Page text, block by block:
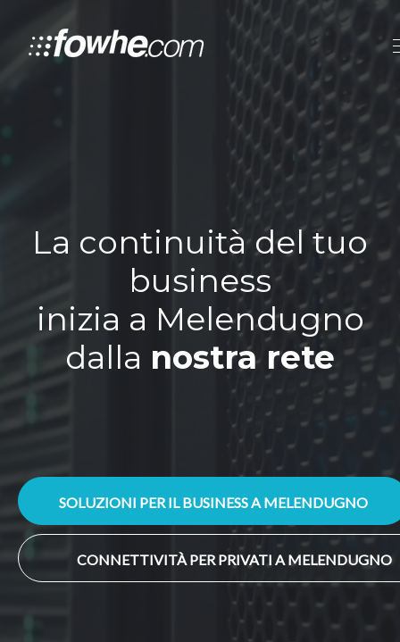
La continuità del tuo
business
inizia a Melendugno
dalla nostra rete
SOLUZIONI PER IL BUSINESS A MELENDUGNO
CONNETTIVITÀ PER PRIVATI A MELENDUGNO